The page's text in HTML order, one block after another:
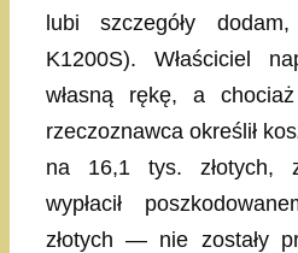
lubi szczegóły
K1200S). Właściciel
własną rękę, a
rzeczoznawca określił
na 16,1 tys. złotych,
wypłacił
złotych — nie zostały